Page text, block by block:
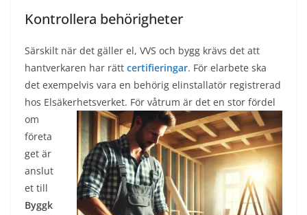
Kontrollera behörigheter
Särskilt när det gäller el, VVS och bygg krävs det att
hantverkaren har rätt certifieringar. För elarbete ska
det exempelvis vara en behörig elinstallatör registrerad
hos Elsäkerhetsverket. För våtrum är det en stor fördel
om
företa
get är
anslut
et till
Byggk